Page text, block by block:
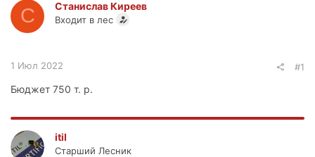
С Станислав Киреев
Входит в лес
1 Июл 2022 #1
Бюджет 750 т. р.
itil
Старший Лесник